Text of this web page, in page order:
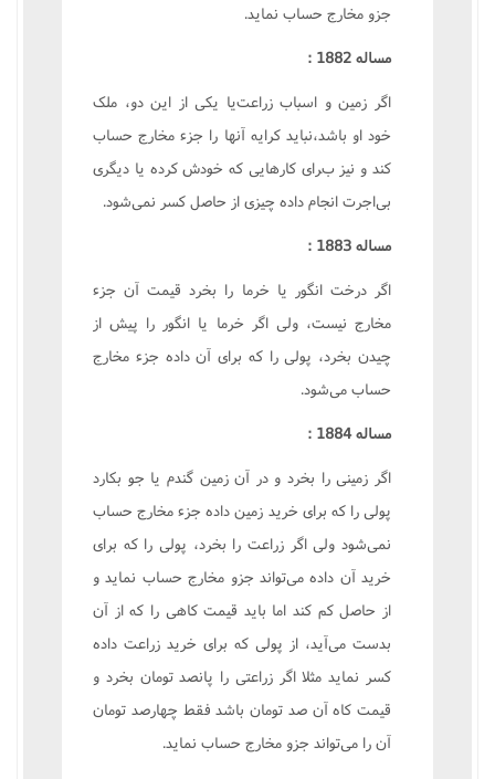
جزو مخارج حساب نمايد.
مساله 1882 :
اگر زمين و اسباب زراعت‌يا يکى از اين دو، ملک
خود او باشد،نبايد کرايه آنها را جزء مخارج حساب
کند و نيز براى کارهايى که خودش کرده يا ديگرى
بى‌اجرت انجام داده چيزى از حاصل کسر نمى‌شود.
مساله 1883 :
اگر درخت انگور يا خرما را بخرد قيمت آن جزء
مخارج نيست، ولى اگر خرما يا انگور را پيش از
چيدن بخرد، پولى را که براى آن داده جزء مخارج
حساب مى‌شود.
مساله 1884 :
اگر زمينى را بخرد و در آن زمين گندم يا جو بکارد
پولى را که براى خريد زمين داده جزء مخارج حساب
نمى‌شود ولى اگر زراعت را بخرد، پولى را که براى
خريد آن داده مى‌تواند جزو مخارج حساب نمايد و
از حاصل کم کند اما بايد قيمت کاهى را که از آن
بدست مى‌آيد، از پولى که براى خريد زراعت داده
کسر نمايد مثلا اگر زراعتى را پانصد تومان بخرد و
قيمت کاه آن صد تومان باشد فقط چهارصد تومان
آن را مى‌تواند جزو مخارج حساب نمايد.